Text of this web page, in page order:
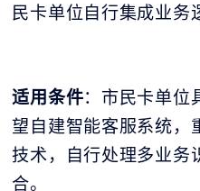
民卡单位自行集成业务
适用条件：市民卡单位
望自建智能客服系统，
技术，自行处理多业务
合。